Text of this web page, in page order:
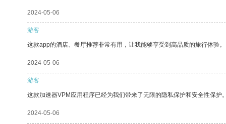
2024-05-06
游客
这款app的酒店、餐厅推荐非常有用，让我能够享受到高品质的旅行体验。
2024-05-06
游客
这款加速器VPM应用程序已经为我们带来了无限的隐私保护和安全性保护
2024-05-06